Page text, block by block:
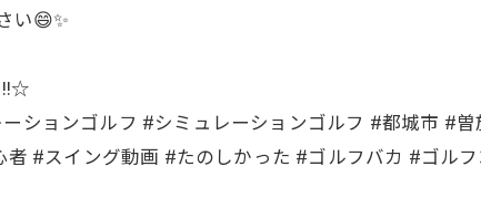
い😄✨️
ションゴルフ #シミュレーションゴルフ #都城市 #
#スイング動画 #たのしかった #ゴルフバカ #ゴル